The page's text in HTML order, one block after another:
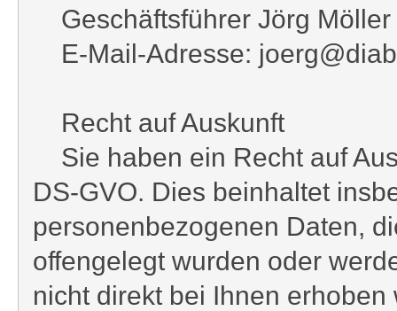
Geschäftsführer Jörg Möller
E-Mail-Adresse:
Recht auf Auskunft
Sie haben ein Recht auf
DS-GVO. Dies beinhaltet
personenbezogenen Daten,
offengelegt wurden oder
nicht direkt bei Ihnen erhoben